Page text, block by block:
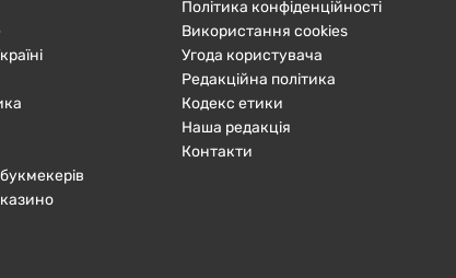
Політика конфіденційності
Використання cookies
Угода користувача
Редакційна політика
Кодекс етики
Наша редакція
Контакти